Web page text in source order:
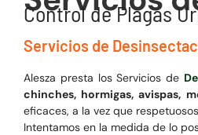
Control de Plagas
Servicios de
Alesza presta los Servicios de
chinches, hormigas, avispas,
eficaces, a la vez que
Intentamos en la medida de lo